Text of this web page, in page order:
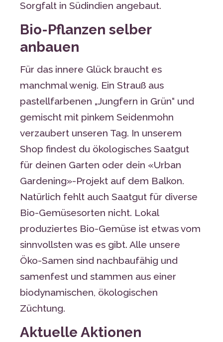
Sorgfalt in Südindien angebaut.
Bio-Pflanzen selber
anbauen
Für das innere Glück braucht es
manchmal wenig. Ein Strauß aus
pastellfarbenen „Jungfern in Grün“ und
gemischt mit pinkem Seidenmohn
verzaubert unseren Tag. In unserem
Shop findest du ökologisches Saatgut
für deinen Garten oder dein «Urban
Gardening»-Projekt auf dem Balkon.
Natürlich fehlt auch Saatgut für diverse
Bio-Gemüsesorten nicht. Lokal
produziertes Bio-Gemüse ist etwas vom
sinnvollsten was es gibt. Alle unsere
Öko-Samen sind nachbaufähig und
samenfest und stammen aus einer
biodynamischen, ökologischen
Züchtung.
Aktuelle Aktionen